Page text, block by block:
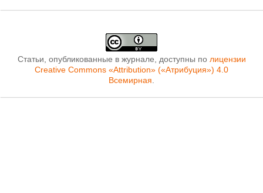
Статьи, опубликованные в журнале, доступны по лицензии
Creative Commons «Attribution» («Атрибуция») 4.0
Всемирная